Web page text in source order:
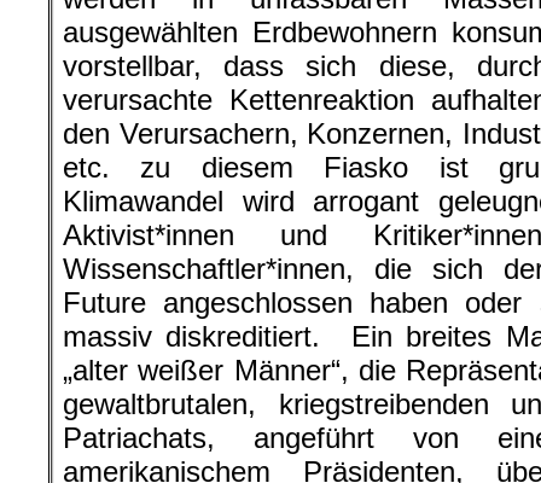
ausgewählten Erdbewohnern
vorstellbar, dass sich diese,
verursachte Kettenreaktion
den Verursachern, Konzernen,
etc. zu diesem Fiasko ist
Klimawandel wird arrogant
Aktivist*innen und
Wissenschaftler*innen, die sich
Future angeschlossen haben
massiv diskreditiert. Ein breites
„alter weißer Männer“, die
gewaltbrutalen, kriegstreibenden
Patriachats, angeführt von
amerikanischem Präsidenten,